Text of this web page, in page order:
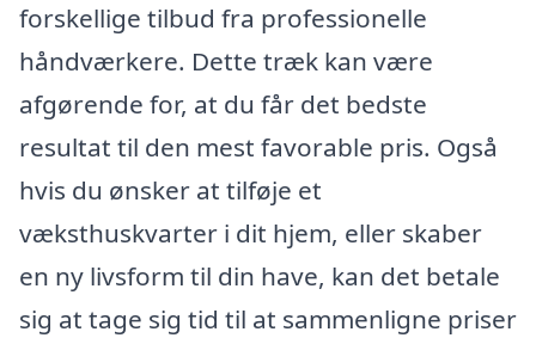
forskellige tilbud fra professionelle
håndværkere. Dette træk kan være
afgørende for, at du får det bedste
resultat til den mest favorable pris. Også
hvis du ønsker at tilføje et
væksthuskvarter i dit hjem, eller skaber
en ny livsform til din have, kan det betale
sig at tage sig tid til at sammenligne priser